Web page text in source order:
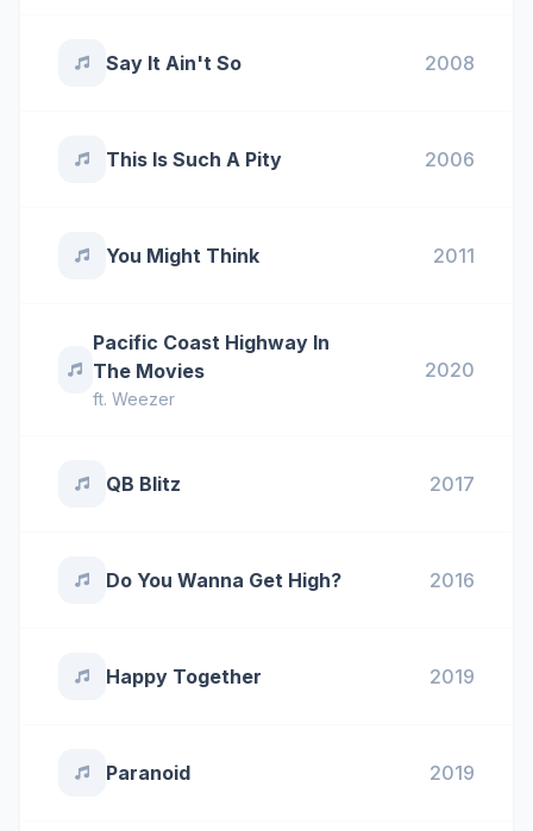
Say It Ain't So 2008
This Is Such A Pity 2006
You Might Think 2011
Pacific Coast Highway In
The Movies
ft. Weezer
2020
QB Blitz 2017
Do You Wanna Get High? 2016
Happy Together 2019
Paranoid 2019